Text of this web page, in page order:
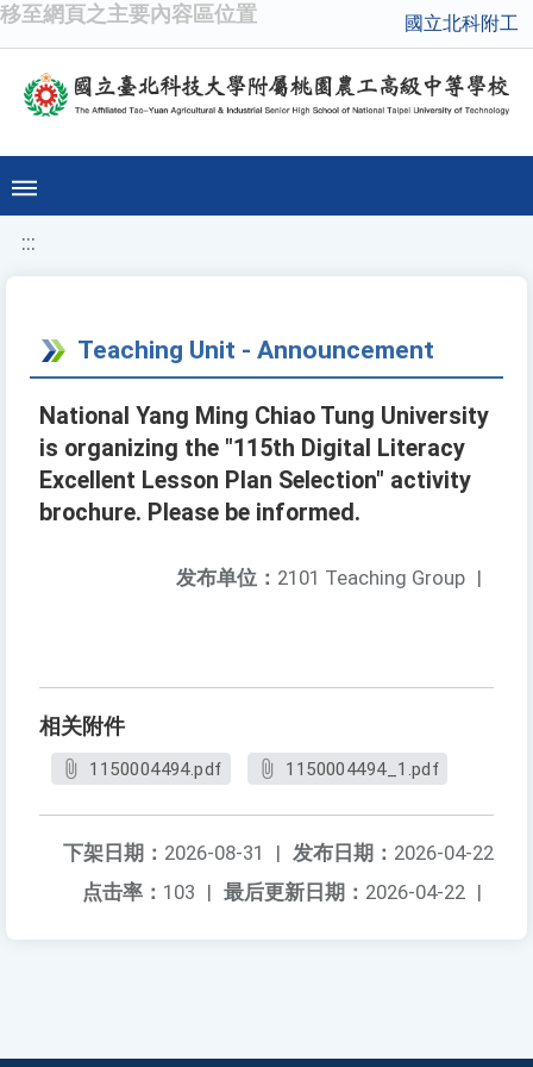
移至網頁之主要內容區位置 國立北科附工
:::
Teaching Unit - Announcement
National Yang Ming Chiao Tung University
is organizing the "115th Digital Literacy
Excellent Lesson Plan Selection" activity
brochure. Please be informed.
发布单位： 2101 Teaching Group |
相关附件
1150004494.pdf 1150004494_1.pdf
发布日期： 2026-04-22
下架日期： 2026-08-31
|
最后更新日期： 2026-04-22 |
点击率： 103 |